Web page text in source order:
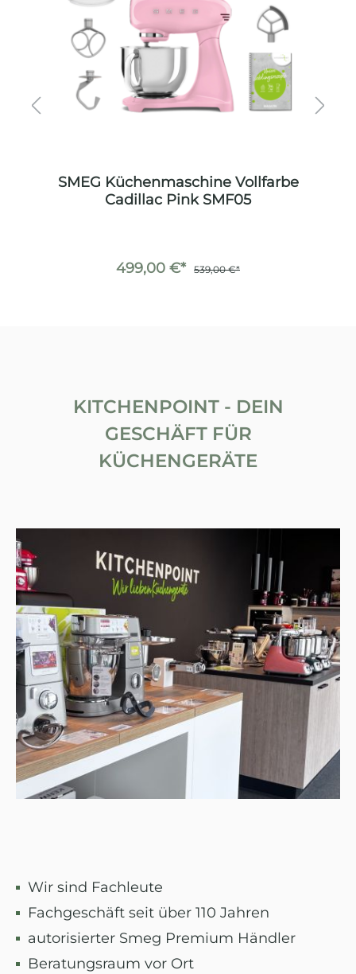
SMEG Küchenmaschine Vollfarbe
Cadillac Pink SMF05
499,00 €* 539,00 €*
KITCHENPOINT - DEIN
GESCHÄFT FÜR
KÜCHENGERÄTE
Wir sind Fachleute
Fachgeschäft seit über 110 Jahren
autorisierter Smeg Premium Händler
Beratungsraum vor Ort